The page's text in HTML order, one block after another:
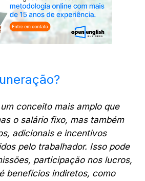
conceito mais amplo que
o salário fixo, mas também
adicionais e incentivos
pelo trabalhador. Isso pode
participação nos lucros,
benefícios indiretos, como